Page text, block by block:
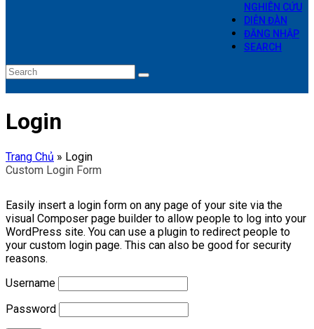
NGHIÊN CỨU
DIỄN ĐÀN
ĐĂNG NHẬP
SEARCH
Search
Submit
Login
Trang Chủ » Login
Custom Login Form
Easily insert a login form on any page of your site via the
visual Composer page builder to allow people to log into your
WordPress site. You can use a plugin to redirect people to
your custom login page. This can also be good for security
reasons.
Username
Password